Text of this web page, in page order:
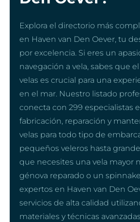
Explora el directorio más
en Haven van Den Oever, tu
por excelencia. Si eres un
navegación a vela, sabes que
velas es crucial para una
en el mar. Nuestro listado
conecta con 299 especialistas
fabricación, reparación y
velas para todo tipo de
pequeños veleros hasta
que necesites una vela mayor
génova reparado o un
expertos en Haven van Den
servicios de alta calidad
materiales y técnicas